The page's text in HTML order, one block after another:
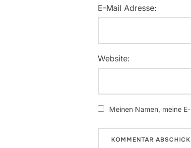
E-Mail Adresse:
Website:
Meinen Namen, meine